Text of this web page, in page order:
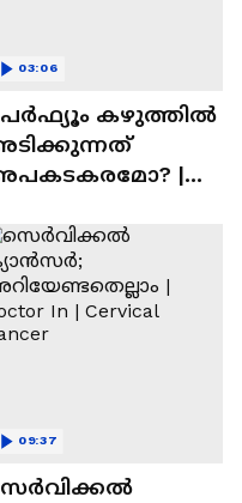
കഴുത്തിൽ
|
03:06
09:37